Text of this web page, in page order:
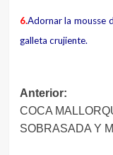
6.Adornar la mousse
galleta crujiente.
de
Anterior:
COCA
SOBRASADA Y